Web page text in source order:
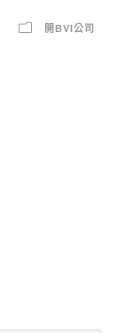
開BVI公司